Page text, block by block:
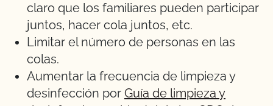
claro que los familiares pueden participar
juntos, hacer cola juntos, etc.
Limitar el número de personas en las
colas.
Aumentar la frecuencia de limpieza y
desinfección por Guía de limpieza y